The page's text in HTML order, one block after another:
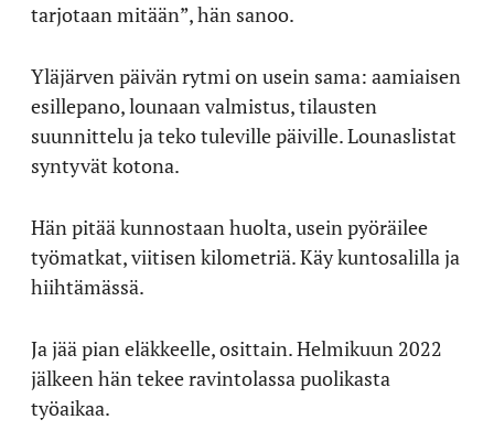
tarjotaan mitään”, hän sanoo.
Yläjärven päivän rytmi on usein sama: aamiaisen
esillepano, lounaan valmistus, tilausten
suunnittelu ja teko tuleville päiville. Lounaslistat
syntyvät kotona.
Hän pitää kunnostaan huolta, usein pyöräilee
työmatkat, viitisen kilometriä. Käy kuntosalilla ja
hiihtämässä.
Ja jää pian eläkkeelle, osittain. Helmikuun 2022
jälkeen hän tekee ravintolassa puolikasta
työaikaa.